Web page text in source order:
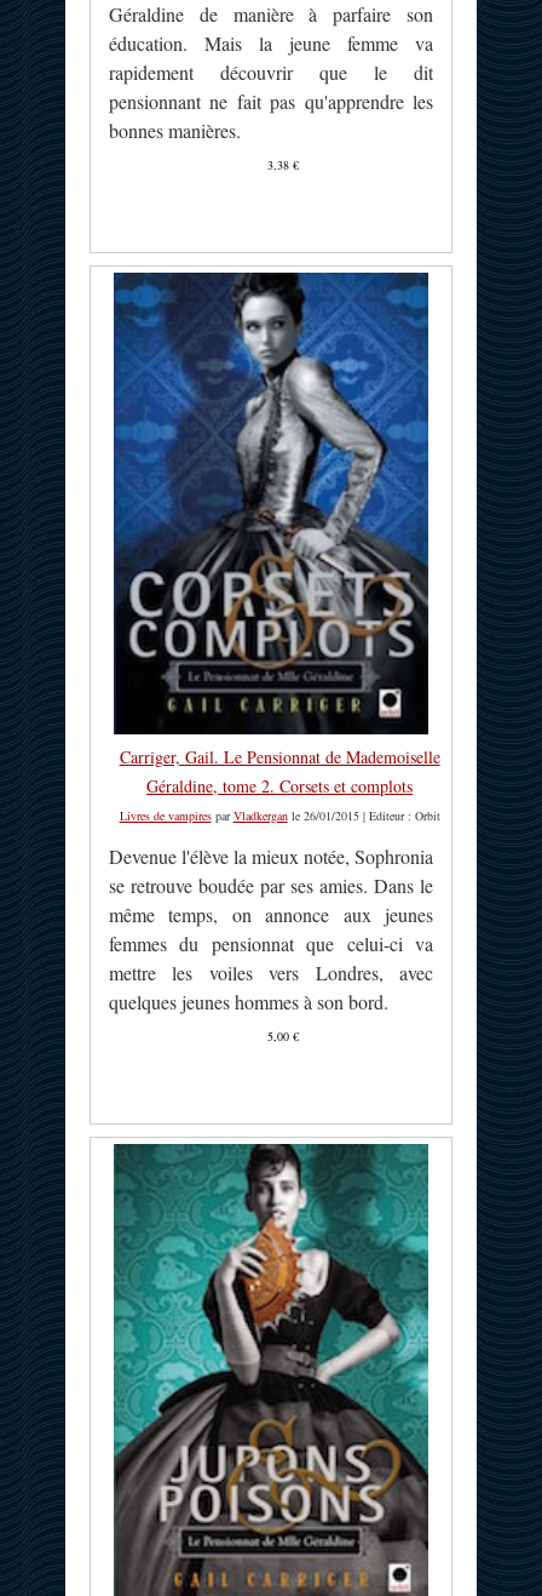
Géraldine de manière à parfaire son
éducation. Mais la jeune femme va
rapidement découvrir que le dit
pensionnant ne fait pas qu'apprendre les
bonnes manières.
3,38 €
Carriger, Gail. Le Pensionnat de Mademoiselle
Géraldine, tome 2. Corsets et complots
Livres de vampiresparVladkerganle 26/01/2015 | Editeur : Orbit
Devenue l'élève la mieux notée, Sophronia
se retrouve boudée par ses amies. Dans le
même temps, on annonce aux jeunes
femmes du pensionnat que celui-ci va
mettre les voiles vers Londres, avec
quelques jeunes hommes à son bord.
5,00 €